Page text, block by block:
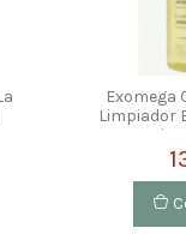
Exomega
Limpiador